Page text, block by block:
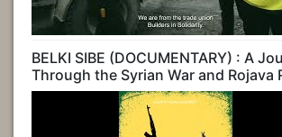
BELKI SIBE (DOCUMENTARY) : A
Through the Syrian War and Rojava